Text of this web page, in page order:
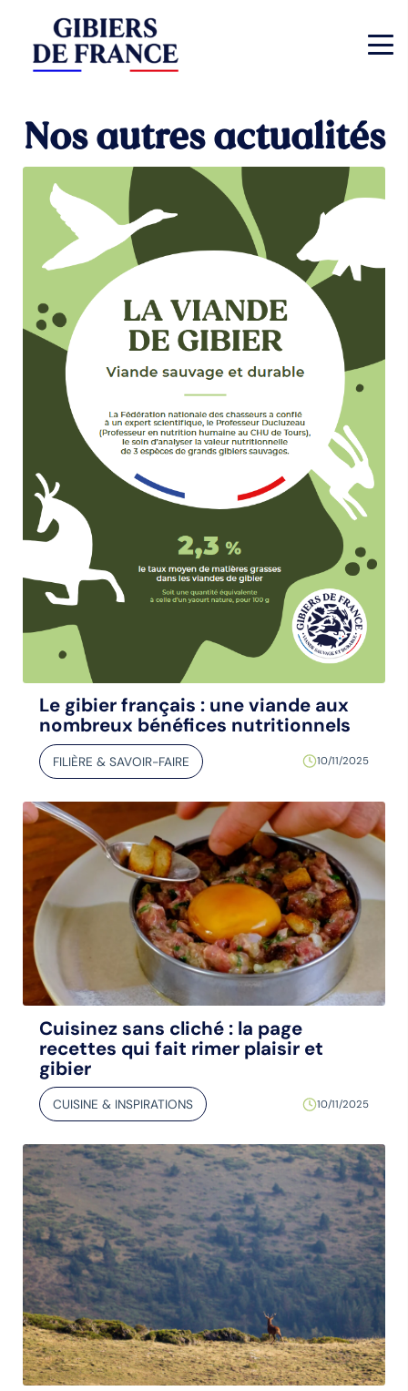
Nos autres actualités
Le gibier français : une viande aux
nombreux bénéfices nutritionnels
FILIÈRE & SAVOIR-FAIRE 10/11/2025
Cuisinez sans cliché : la page
recettes qui fait rimer plaisir et
gibier
CUISINE & INSPIRATIONS 10/11/2025